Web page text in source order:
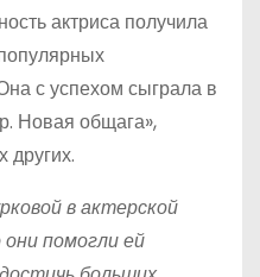
актриса получила
с успехом сыграла в
Новая общага»,
других.
в актерской
помогли ей